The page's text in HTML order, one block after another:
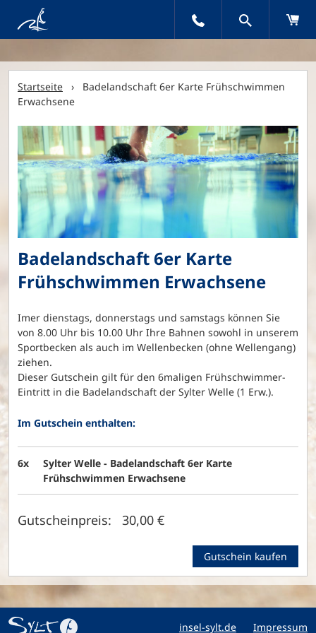
Startseite › Badelandschaft 6er Karte Frühschwimmen
Erwachsene
Badelandschaft 6er Karte
Frühschwimmen Erwachsene
Imer dienstags, donnerstags und samstags können Sie
von 8.00 Uhr bis 10.00 Uhr Ihre Bahnen sowohl in unserem
Sportbecken als auch im Wellenbecken (ohne Wellengang)
ziehen.
Dieser Gutschein gilt für den 6maligen Frühschwimmer-
Eintritt in die Badelandschaft der Sylter Welle (1 Erw.).
Im Gutschein enthalten:
6x
Sylter Welle - Badelandschaft 6er Karte
Frühschwimmen Erwachsene
Gutscheinpreis: 30,00 €
Gutschein kaufen
insel-sylt.de Impressum